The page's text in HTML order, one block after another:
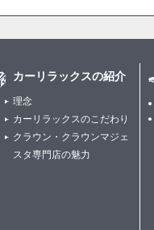
カーリラックスの紹介
理念
カーリラックスのこだわり
クラウン・クラウンマジェ
スタ専門店の魅力